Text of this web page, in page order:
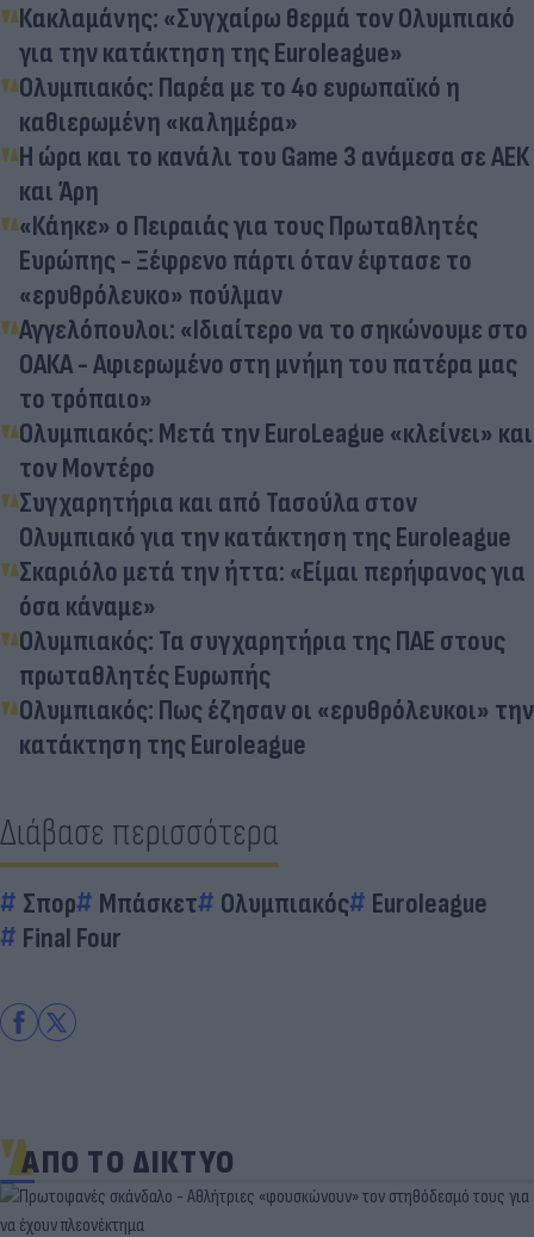
Κακλαμάνης: «Συγχαίρω θερμά τον Ολυμπιακό
για την κατάκτηση της Euroleague»
Ολυμπιακός: Παρέα με το 4ο ευρωπαϊκό η
καθιερωμένη «καλημέρα»
Η ώρα και το κανάλι του Game 3 ανάμεσα σε ΑΕΚ
και Άρη
«Κάηκε» ο Πειραιάς για τους Πρωταθλητές
Ευρώπης - Ξέφρενο πάρτι όταν έφτασε το
«ερυθρόλευκο» πούλμαν
Αγγελόπουλοι: «Ιδιαίτερο να το σηκώνουμε στο
ΟΑΚΑ - Αφιερωμένο στη μνήμη του πατέρα μας
το τρόπαιο»
Ολυμπιακός: Μετά την EuroLeague «κλείνει» και
τον Μοντέρο
Συγχαρητήρια και από Τασούλα στον
Ολυμπιακό για την κατάκτηση της Euroleague
Σκαριόλο μετά την ήττα: «Είμαι περήφανος για
όσα κάναμε»
Ολυμπιακός: Τα συγχαρητήρια της ΠΑΕ στους
πρωταθλητές Ευρωπής
Ολυμπιακός: Πως έζησαν οι «ερυθρόλευκοι» την
κατάκτηση της Euroleague
Διάβασε περισσότερα
Σπορ Μπάσκετ Ολυμπιακός
Euroleague
Final Four
ΑΠΟ ΤΟ ΔΙΚΤΥΟ